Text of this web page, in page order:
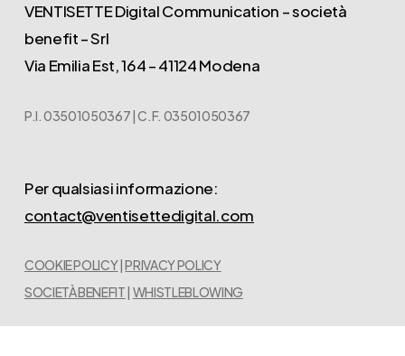
VENTISETTE Digital Communication – società
benefit – Srl
Via Emilia Est, 164 – 41124 Modena
P.I. 03501050367 | C.F. 03501050367
Per qualsiasi informazione:
contact@ventisettedigital.com
COOKIE POLICY|PRIVACY POLICY
SOCIETÀ BENEFIT| WHISTLEBLOWING